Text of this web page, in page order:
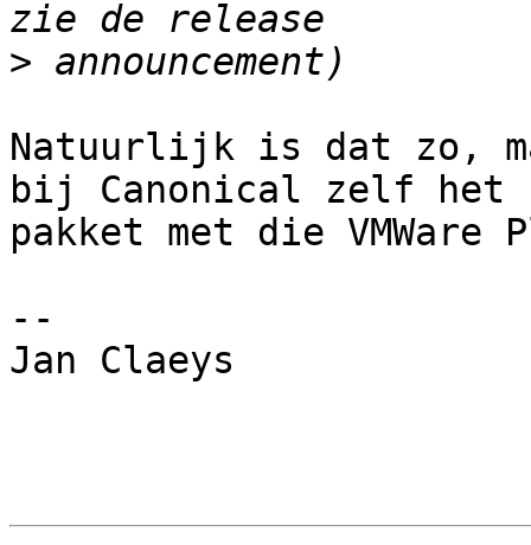
>
Natuurlijk is dat zo,
bij Canonical zelf het
pakket met die
--
Jan Claeys